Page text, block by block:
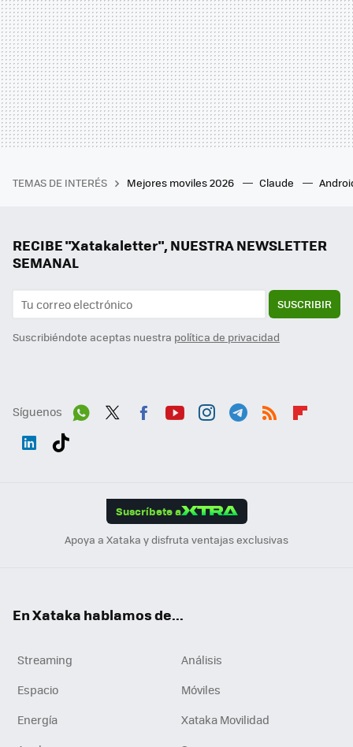
TEMAS DE INTERÉS Mejores moviles 2026 Claude
RECIBE "Xatakaletter", NUESTRA NEWSLETTER
SEMANAL
SUSCRIBIR
Suscribiéndote aceptas nuestra política de privacidad
Síguenos
Suscríbete a
Apoya a Xataka y disfruta ventajas exclusivas
En Xataka hablamos de...
Streaming
Análisis
Espacio
Móviles
Energía
Xataka Movilidad